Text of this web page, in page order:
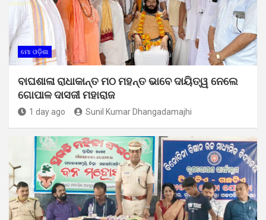
ମୋ ଓଡ଼ିଶା
ବାଘଶାଳା ରାଧାକାନ୍ତ ମଠ ମହନ୍ତ ଭାବେ ଦାୟିତ୍ୱ ନେଲେ
ଗୋପାଳ ଦାସଜୀ ମହାରାଜ
1 day ago Sunil Kumar Dhangadamajhi